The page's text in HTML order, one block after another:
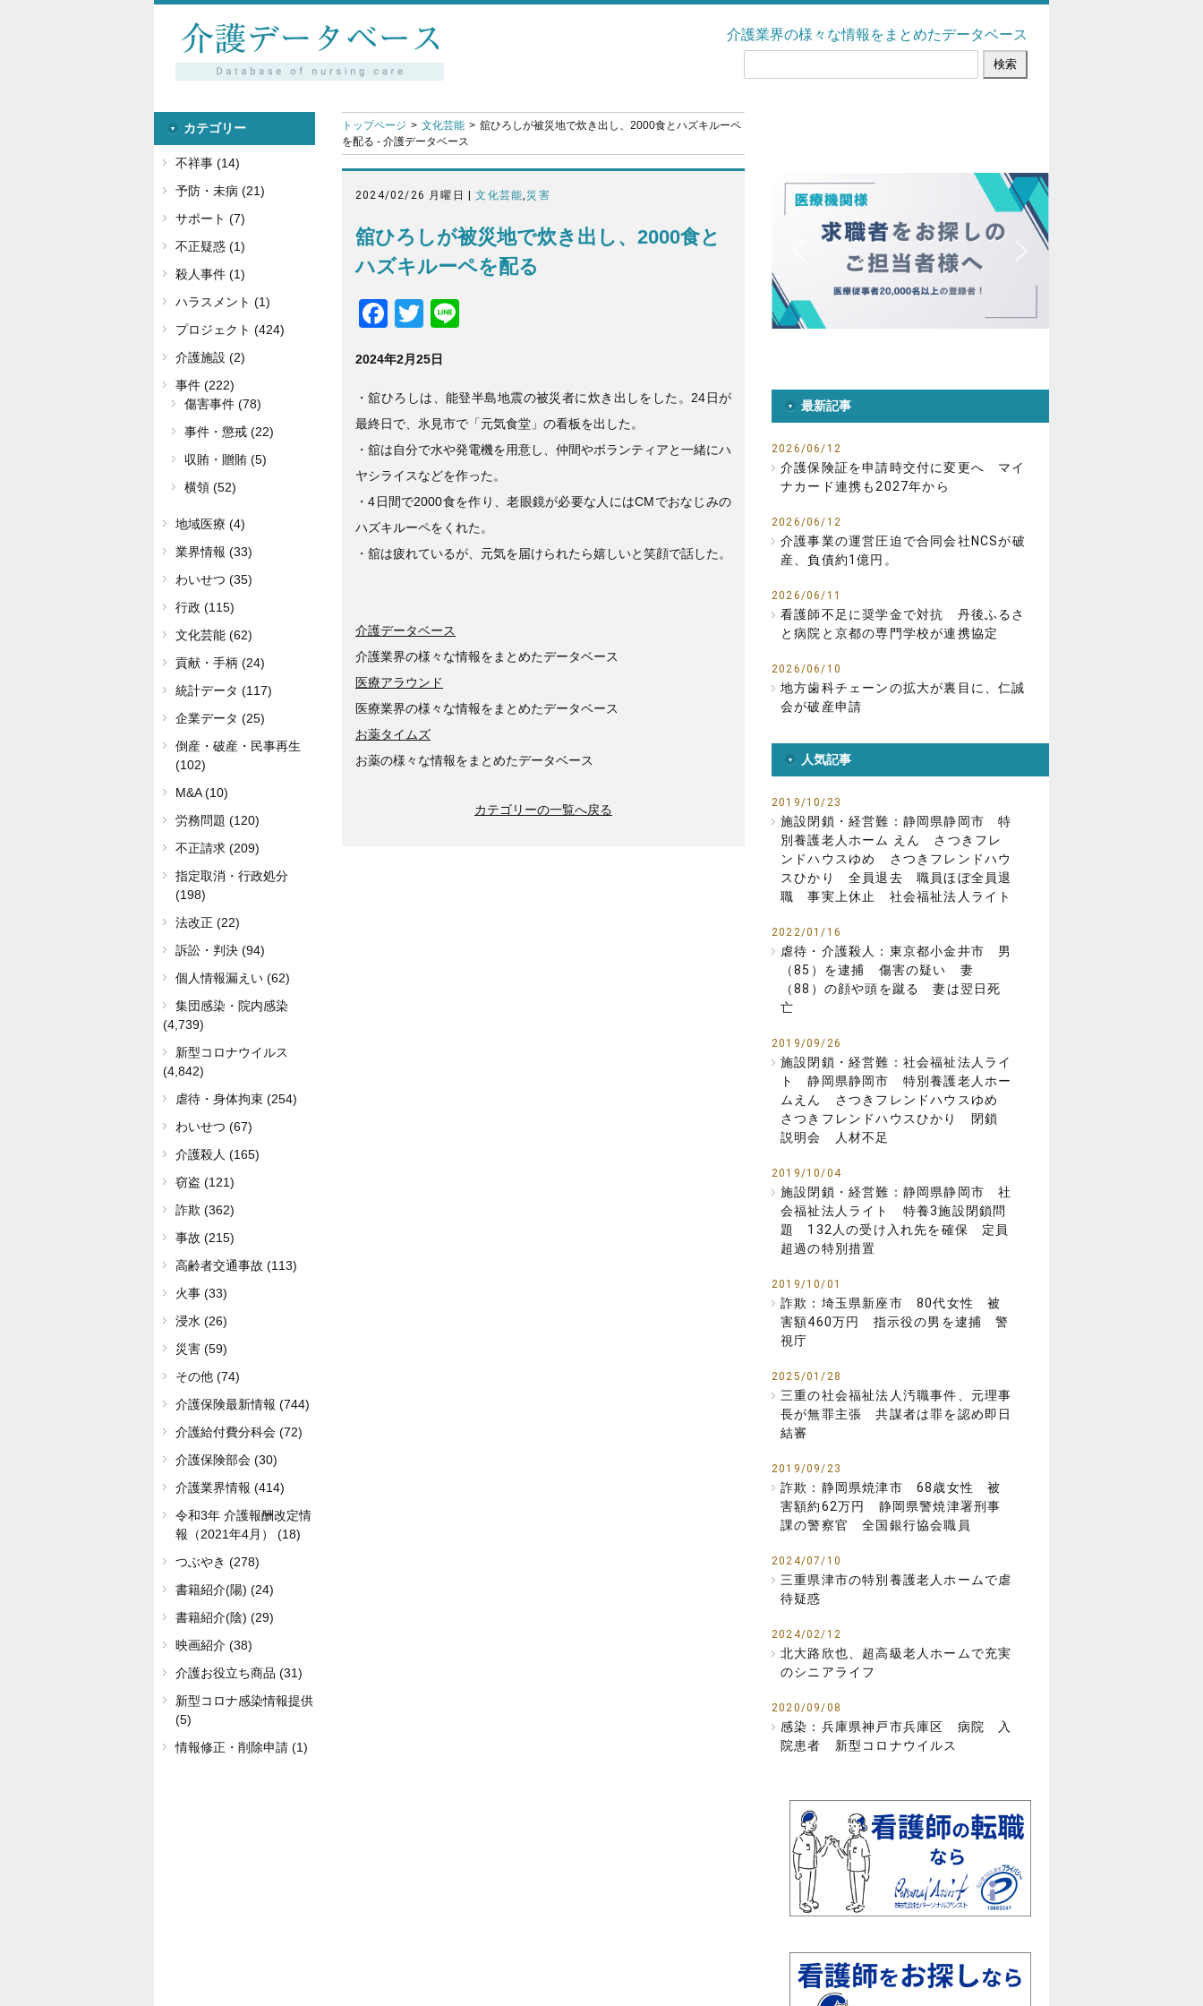
介護業界の様々な情報をまとめたデータベース
トップページ 文化芸能
舘ひろしが被災地で炊き出し、2000食とハズキルーペ
を配る - 介護データベース
2024/02/26 月曜日 |文化芸能, 災害
舘ひろしが被災地で炊き出し、2000食と
ハズキルーペを配る
F
c
e
b
o
o
k
T
tt
er
2024年2月25日
・舘ひろしは、能登半島地震の被災者に炊き出しをした。24日が
最終日で、氷見市で「元気食堂」の看板を出した。
・舘は自分で水や発電機を用意し、仲間やボランティアと一緒にハ
ヤシライスなどを作った。
・4日間で2000食を作り、老眼鏡が必要な人にはCMでおなじみの
ハズキルーペをくれた。
・舘は疲れているが、元気を届けられたら嬉しいと笑顔で話した。
介護データベース
介護業界の様々な情報をまとめたデータベース
医療アラウンド
医療業界の様々な情報をまとめたデータベース
お薬タイムズ
お薬の様々な情報をまとめたデータベース
カテゴリーの一覧へ戻る
最新記事
2026/06/12
介護保険証を申請時交付に変更へ マイ
ナカード連携も2027年から
2026/06/12
介護事業の運営圧迫で合同会社NCSが破
産、負債約1億円。
2026/06/11
看護師不足に奨学金で対抗 丹後ふるさ
と病院と京都の専門学校が連携協定
2026/06/10
地方歯科チェーンの拡大が裏目に、仁誠
会が破産申請
人気記事
2019/10/23
施設閉鎖・経営難：静岡県静岡市 特
別養護老人ホーム えん さつきフレ
ンドハウスゆめ さつきフレンドハウ
スひかり 全員退去 職員ほぼ全員退
職 事実上休止 社会福祉法人ライト
2022/01/16
虐待・介護殺人：東京都小金井市 男
（85）を逮捕 傷害の疑い 妻
（88）の顔や頭を蹴る 妻は翌日死
亡
2019/09/26
施設閉鎖・経営難：社会福祉法人ライ
ト 静岡県静岡市 特別養護老人ホー
ムえん さつきフレンドハウスゆめ
さつきフレンドハウスひかり 閉鎖
説明会 人材不足
2019/10/04
施設閉鎖・経営難：静岡県静岡市 社
会福祉法人ライト 特養3施設閉鎖問
題 132人の受け入れ先を確保 定員
超過の特別措置
2019/10/01
詐欺：埼玉県新座市 80代女性 被
害額460万円 指示役の男を逮捕 警
視庁
2025/01/28
三重の社会福祉法人汚職事件、元理事
長が無罪主張 共謀者は罪を認め即日
結審
2019/09/23
詐欺：静岡県焼津市 68歳女性 被
害額約62万円 静岡県警焼津署刑事
課の警察官 全国銀行協会職員
2024/07/10
三重県津市の特別養護老人ホームで虐
待疑惑
2024/02/12
北大路欣也、超高級老人ホームで充実
のシニアライフ
2020/09/08
感染：兵庫県神戸市兵庫区 病院 入
院患者 新型コロナウイルス
カテゴリー
不祥事 (14)
予防・未病 (21)
サポート (7)
不正疑惑 (1)
殺人事件 (1)
ハラスメント (1)
プロジェクト (424)
介護施設 (2)
事件 (222)
傷害事件 (78)
事件・懲戒 (22)
収賄・贈賄 (5)
横領 (52)
地域医療 (4)
業界情報 (33)
わいせつ (35)
行政 (115)
文化芸能 (62)
貢献・手柄 (24)
統計データ (117)
企業データ (25)
倒産・破産・民事再生
(102)
M&A (10)
労務問題 (120)
不正請求 (209)
指定取消・行政処分
(198)
法改正 (22)
訴訟・判決 (94)
個人情報漏えい (62)
集団感染・院内感染
(4,739)
新型コロナウイルス
(4,842)
虐待・身体拘束 (254)
わいせつ (67)
介護殺人 (165)
窃盗 (121)
詐欺 (362)
事故 (215)
高齢者交通事故 (113)
火事 (33)
浸水 (26)
災害 (59)
その他 (74)
介護保険最新情報 (744)
介護給付費分科会 (72)
介護保険部会 (30)
介護業界情報 (414)
令和3年 介護報酬改定情
報（2021年4月） (18)
つぶやき (278)
書籍紹介(陽) (24)
書籍紹介(陰) (29)
映画紹介 (38)
介護お役立ち商品 (31)
新型コロナ感染情報提供
(5)
情報修正・削除申請 (1)